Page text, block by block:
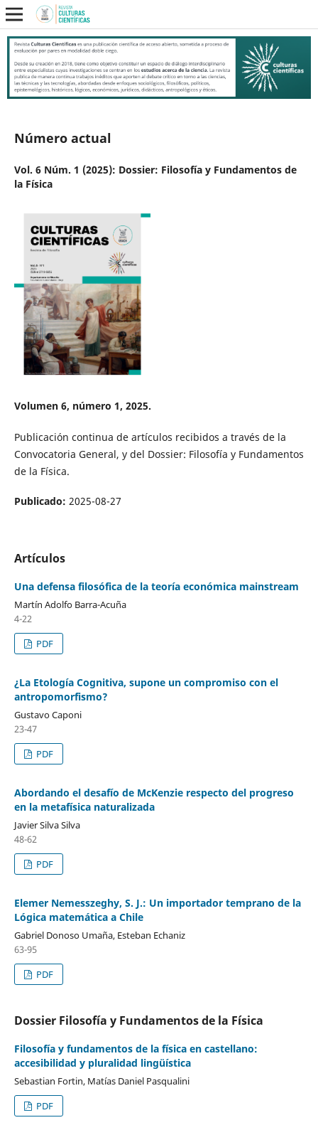
Número actual
Vol. 6 Núm. 1 (2025): Dossier: Filosofía y Fundamentos de
la Física
Volumen 6, número 1, 2025.
Publicación continua de artículos recibidos a través de la
Convocatoria General, y del Dossier: Filosofía y Fundamentos
de la Física.
Publicado: 2025-08-27
Artículos
Una defensa filosófica de la teoría económica mainstream
Martín Adolfo Barra-Acuña
4-22
PDF
¿La Etología Cognitiva, supone un compromiso con el
antropomorfismo?
Gustavo Caponi
23-47
PDF
Abordando el desafío de McKenzie respecto del progreso
en la metafísica naturalizada
Javier Silva Silva
48-62
PDF
Elemer Nemesszeghy, S. J.: Un importador temprano de la
Lógica matemática a Chile
Gabriel Donoso Umaña, Esteban Echaniz
63-95
PDF
Dossier Filosofía y Fundamentos de la Física
Filosofía y fundamentos de la física en castellano:
accesibilidad y pluralidad lingüística
Sebastian Fortin, Matías Daniel Pasqualini
PDF